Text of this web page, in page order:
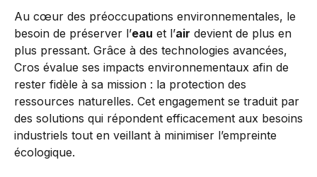
Au cœur des préoccupations environnementales, le
besoin de préserver l’eau et l’air devient de plus en
plus pressant. Grâce à des technologies avancées,
Cros évalue ses impacts environnementaux afin de
rester fidèle à sa mission : la protection des
ressources naturelles. Cet engagement se traduit par
des solutions qui répondent efficacement aux besoins
industriels tout en veillant à minimiser l’empreinte
écologique.